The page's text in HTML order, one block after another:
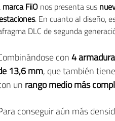
marca FiiO nos presenta sus
. En cuanto al diseño,
DLC de segunda
con4
13,6 mm, que también
un rango medio más
conseguir aún más